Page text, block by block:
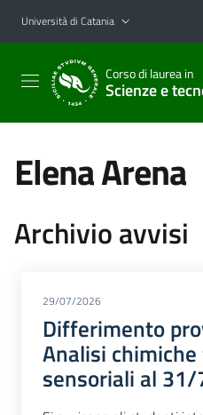
Vai al contenuto principale
Vai al menu di navigazione
Università di Catania
Corso di laurea in
Scienze e
Elena Arena
Archivio avvisi
29/07/2026
Differimento
Analisi
sensoriali al